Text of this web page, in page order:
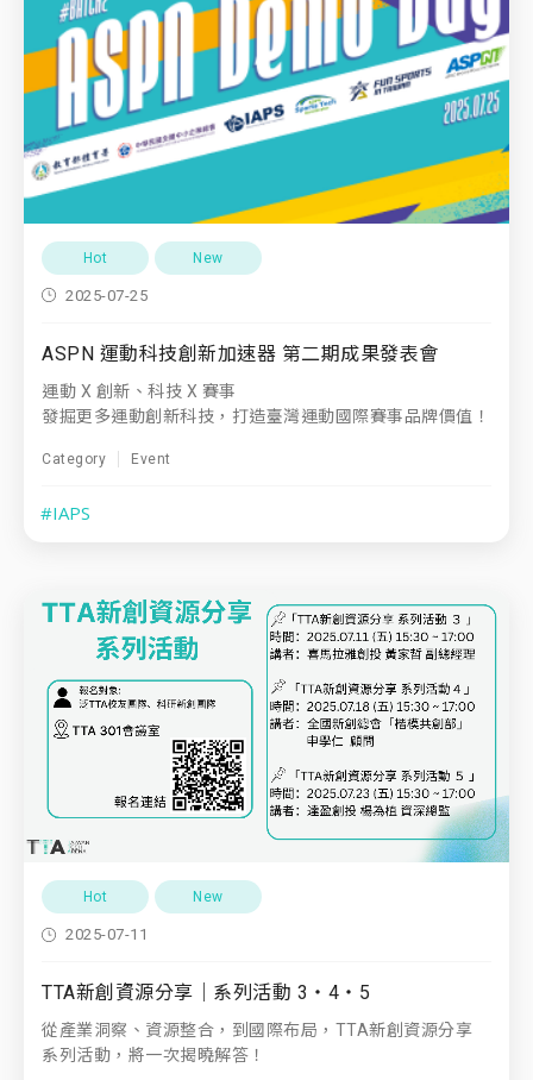
Hot New
2025-07-25
ASPN 運動科技創新加速器 第二期成果發表會
運動 X 創新、科技 X 賽事
發掘更多運動創新科技，打造臺灣運動國際賽事品牌價值！
Category Event
#IAPS
Hot New
2025-07-11
TTA新創資源分享｜系列活動 3・4・5
從產業洞察、資源整合，到國際布局，TTA新創資源分享
系列活動，將一次揭曉解答！